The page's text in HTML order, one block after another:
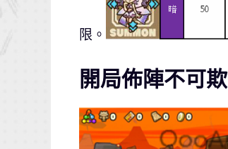
限。
開局佈陣不可欺